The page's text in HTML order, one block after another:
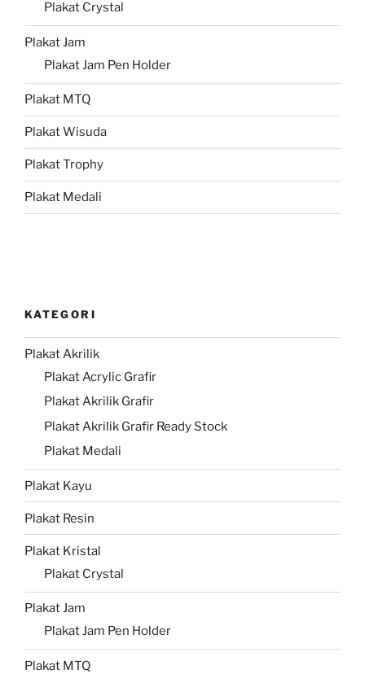
Plakat Crystal
Plakat Jam
Plakat Jam Pen Holder
Plakat MTQ
Plakat Wisuda
Plakat Trophy
Plakat Medali
KATEGORI
Plakat Akrilik
Plakat Acrylic Grafir
Plakat Akrilik Grafir
Plakat Akrilik Grafir Ready Stock
Plakat Medali
Plakat Kayu
Plakat Resin
Plakat Kristal
Plakat Crystal
Plakat Jam
Plakat Jam Pen Holder
Plakat MTQ